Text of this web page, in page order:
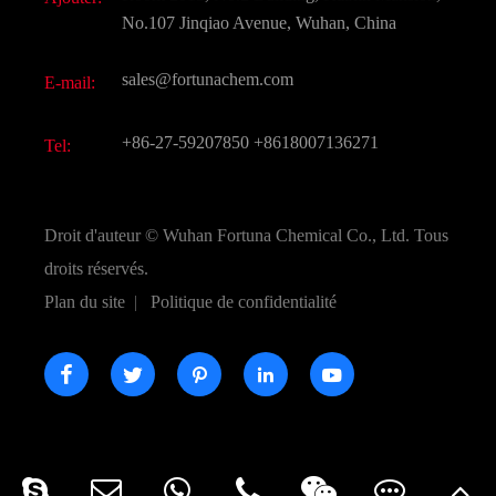
Saveurs et parfums
CAS chimiques
No.107 Jinqiao Avenue, Wuhan, China
E-mail: sales@fortunachem.com
Tel: +86-27-59207850 +8618007136271
Droit d'auteur © Wuhan Fortuna Chemical Co., Ltd. Tous
droits réservés.
Plan du site | Politique de confidentialité
    